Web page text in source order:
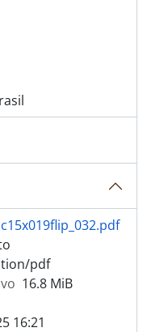
c15x019flip_032.pdf
pdf
16.8 MiB
16:21